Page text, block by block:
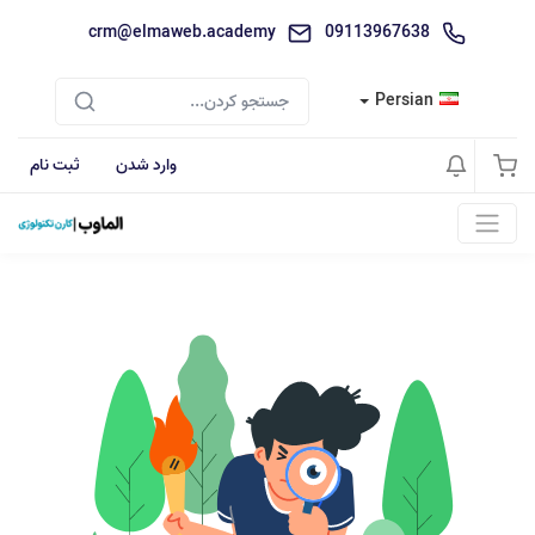
09113967638
crm@elmaweb.academy
Persian
وارد شدن ثبت نام